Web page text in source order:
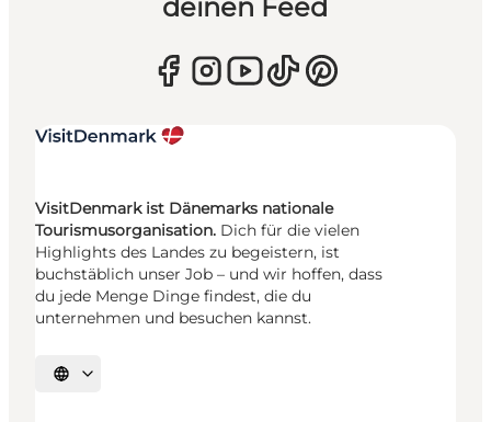
deinen Feed
VisitDenmark ist Dänemarks nationale
Tourismusorganisation. Dich für die vielen
Highlights des Landes zu begeistern, ist
buchstäblich unser Job – und wir hoffen, dass
du jede Menge Dinge findest, die du
unternehmen und besuchen kannst.
Sprache auswählen